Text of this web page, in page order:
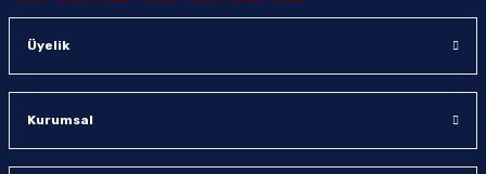
Üyelik
Kurumsal